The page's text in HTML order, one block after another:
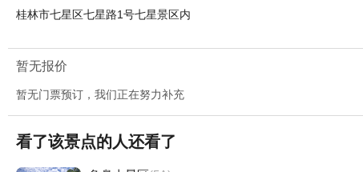
桂林市七星区七星路1号七星景区内
暂无报价
暂无门票预订，我们正在努力补充
看了该景点的人还看了